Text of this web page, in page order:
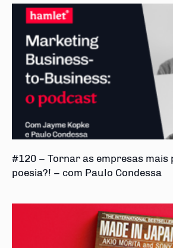
#120 – Tornar as empresas mais
poesia?! – com Paulo Condessa